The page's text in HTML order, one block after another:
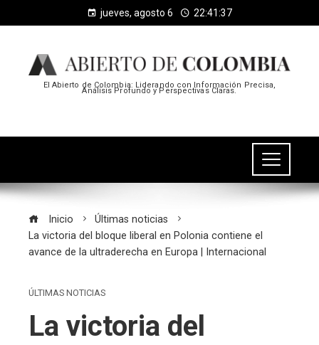
jueves, agosto 6 22:41:38
El Abierto de Colombia: Liderando con Información Precisa,
Análisis Profundo y Perspectivas Claras.
Inicio
Últimas noticias
La victoria del bloque liberal en Polonia contiene el
avance de la ultraderecha en Europa | Internacional
ÚLTIMAS NOTICIAS
La victoria del